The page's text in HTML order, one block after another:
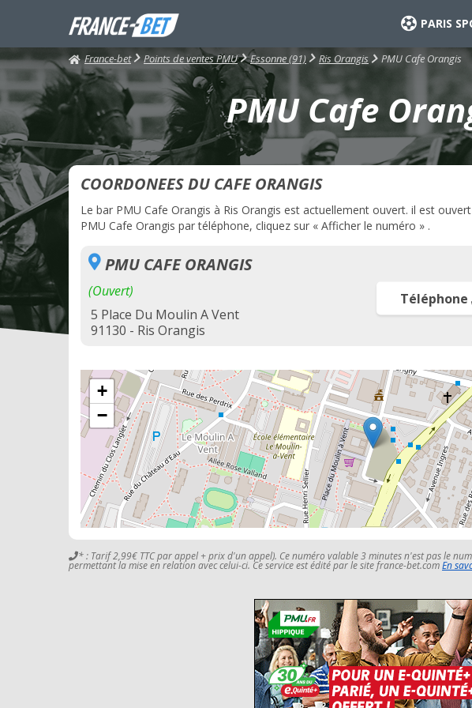
PARIS
France-bet Points de ventes PMU Essonne (91) Ris Orangis PMU Cafe Orangis
PMU Cafe
COORDONEES DU CAFE ORANGIS
Le bar PMU Cafe Orangis à Ris Orangis est actuellement ouvert. il est
PMU Cafe Orangis par téléphone, cliquez sur « Afficher le numéro » .
PMU CAFE ORANGIS
(Ouvert)
5 Place Du Moulin A Vent
91130 - Ris Orangis
Téléphone
+
−
* : Tarif 2,99€ TTC par appel + prix d'un appel). Ce numéro valable 3 minutes n'est pas le
permettant la mise en relation avec celui-ci. Ce service est édité par le site france-bet.comEn